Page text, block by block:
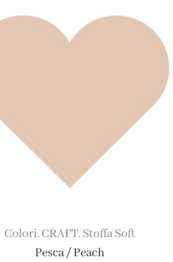
Colori, CRAFT, Stoffa Soft
Pesca / Peach